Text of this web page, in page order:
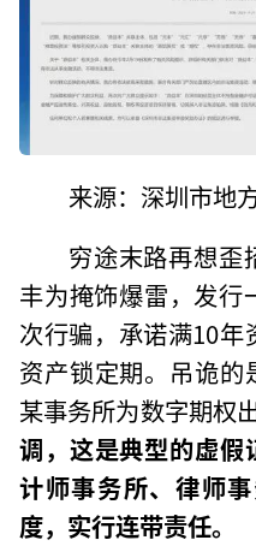
来源：深圳市地
穷途末路再想歪
丰为掩饰爆雷，发
次行骗，承诺满10
资产锁定期。吊诡的
某事务所为数字期权
调，这是典型的虚假
计师事务所、律师
度，实行连带责任。